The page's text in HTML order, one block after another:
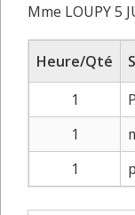
Mme LOUPY 5
Heure/Qté
1
1
1